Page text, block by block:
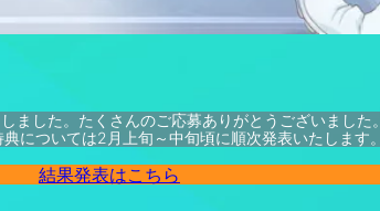
ました。たくさんのご応募ありがとうございました。
については2月上旬～中旬頃に順次発表いたします。
結果発表はこちら